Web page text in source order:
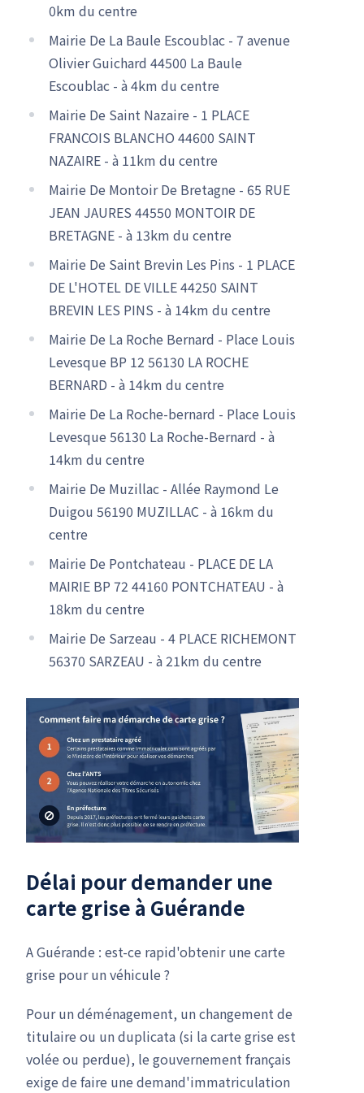
0km du centre
Mairie De La Baule Escoublac - 7 avenue
Olivier Guichard 44500 La Baule
Escoublac - à 4km du centre
Mairie De Saint Nazaire - 1 PLACE
FRANCOIS BLANCHO 44600 SAINT
NAZAIRE - à 11km du centre
Mairie De Montoir De Bretagne - 65 RUE
JEAN JAURES 44550 MONTOIR DE
BRETAGNE - à 13km du centre
Mairie De Saint Brevin Les Pins - 1 PLACE
DE L'HOTEL DE VILLE 44250 SAINT
BREVIN LES PINS - à 14km du centre
Mairie De La Roche Bernard - Place Louis
Levesque BP 12 56130 LA ROCHE
BERNARD - à 14km du centre
Mairie De La Roche-bernard - Place Louis
Levesque 56130 La Roche-Bernard - à
14km du centre
Mairie De Muzillac - Allée Raymond Le
Duigou 56190 MUZILLAC - à 16km du
centre
Mairie De Pontchateau - PLACE DE LA
MAIRIE BP 72 44160 PONTCHATEAU - à
18km du centre
Mairie De Sarzeau - 4 PLACE RICHEMONT
56370 SARZEAU - à 21km du centre
Délai pour demander une
carte grise à Guérande
A Guérande : est-ce rapid'obtenir une carte
grise pour un véhicule ?
Pour un déménagement, un changement de
titulaire ou un duplicata (si la carte grise est
volée ou perdue), le gouvernement français
exige de faire une demand'immatriculation